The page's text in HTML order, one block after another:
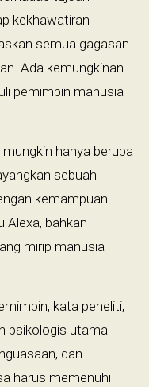
kekhawatiran
semua gagasan
Ada kemungkinan
pemimpin manusia
hanya berupa
sebuah
kemampuan
Alexa, bahkan
mirip manusia
kata peneliti,
psikologis utama
dan
harus memenuhi